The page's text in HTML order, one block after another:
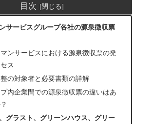
目次
サービスグループ各社の源泉徴収票
ンサービスにおける源泉徴収票の発
ス
の対象者と必要書類の詳解
内企業間での源泉徴収票の違いはあ
グラスト、グリーンハウス、グリー